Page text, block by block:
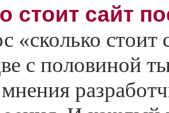
стоит сайт
«сколько стоит
с половиной